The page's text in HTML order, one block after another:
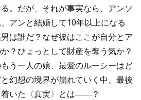
。だが、それが事実なら、アンソ
アンと結婚して10年以上になる
は誰だ？なぜ彼はここが自分とア
？ひょっとして財産を奪う気か？
う一人の娘、最愛のルーシーはど
幻想の境界が崩れていく中、最後
いた〈真実〉とは――？